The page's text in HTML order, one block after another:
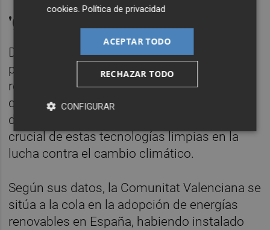
'Queremos renovables'
Durante la asamblea, también se ha
presentado la plataforma 'Queremos
renovables.com', una iniciativa de Avaesen
que nace con la vocación de ser una fuente
de información veraz sobre la importancia
crucial de estas tecnologías limpias en la
lucha contra el cambio climático.
Según sus datos, la Comunitat Valenciana se
sitúa a la cola en la adopción de energías
renovables en España, habiendo instalado
cookies .Política de privacidad
ACEPTAR TODO
RECHAZAR TODO
CONFIGURAR